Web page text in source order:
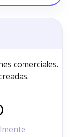
comerciales.